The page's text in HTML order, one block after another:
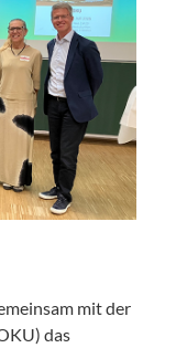
mit der
das